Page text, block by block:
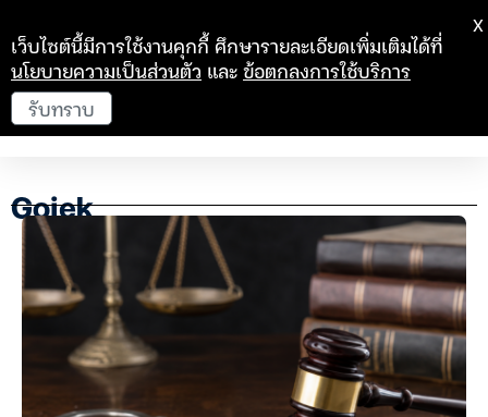
Gojek
เว็บไซต์นี้มีการใช้งานคุกกี้ ศึกษารายละเอียดเพิ่มเติมได้ที่
นโยบายความเป็นส่วนตัว และข้อตกลงการใช้บริการ
รับทราบ
X